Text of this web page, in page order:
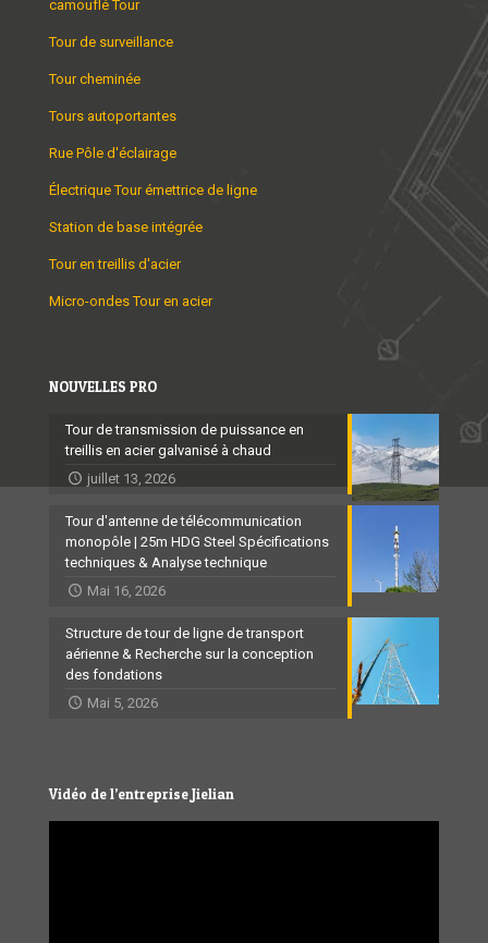
camouflé Tour
Tour de surveillance
Tour cheminée
Tours autoportantes
Rue Pôle d'éclairage
Électrique Tour émettrice de ligne
Station de base intégrée
Tour en treillis d'acier
Micro-ondes Tour en acier
NOUVELLES PRO
Tour de transmission de puissance en
treillis en acier galvanisé à chaud
juillet 13, 2026
Tour d'antenne de télécommunication
monopôle | 25m HDG Steel Spécifications
techniques & Analyse technique
Mai 16, 2026
Structure de tour de ligne de transport
aérienne & Recherche sur la conception
des fondations
Mai 5, 2026
Vidéo de l’entreprise Jielian